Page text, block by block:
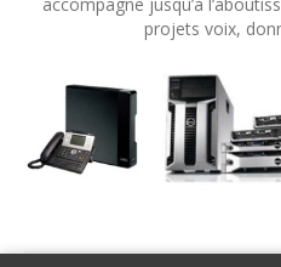
projets voix,